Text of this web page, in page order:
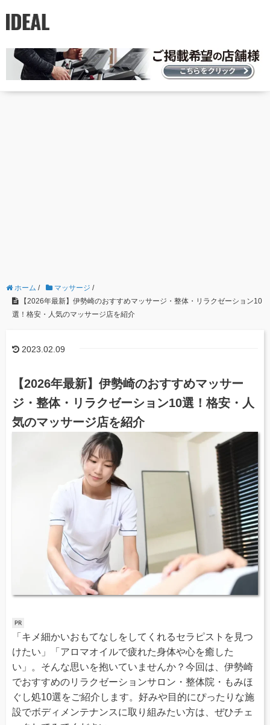
ホーム / マッサージ /
【2026年最新】伊勢崎のおすすめマッサージ・整体・リラクゼーション10
選！格安・人気のマッサージ店を紹介
2023.02.09
【2026年最新】伊勢崎のおすすめマッサー
ジ・整体・リラクゼーション10選！格安・人
気のマッサージ店を紹介
「キメ細かいおもてなしをしてくれるセラピストを見つ
けたい」「アロマオイルで疲れた身体や心を癒した
い」。そんな思いを抱いていませんか？今回は、伊勢崎
でおすすめのリラクゼーションサロン・整体院・もみほ
ぐし処10選をご紹介します。好みや目的にぴったりな施
設でボディメンテナンスに取り組みたい方は、ぜひチェ